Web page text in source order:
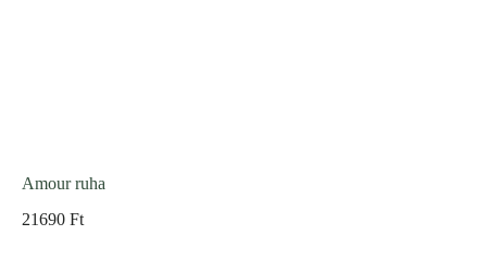
Amour ruha
21690 Ft